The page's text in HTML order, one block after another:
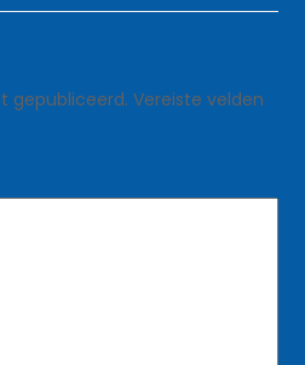
gepubliceerd. Vereiste velden